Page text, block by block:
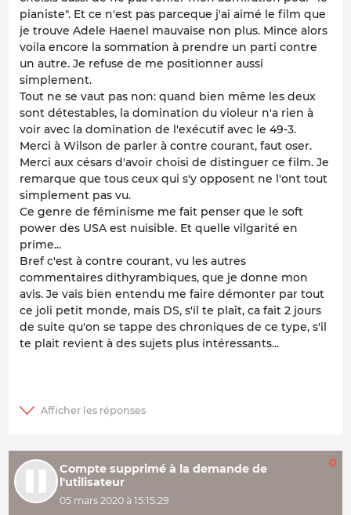
pianiste". Et ce n'est pas parceque j'ai aimé le film que
je trouve Adele Haenel mauvaise non plus. Mince alors
voila encore la sommation à prendre un parti contre
un autre. Je refuse de me positionner aussi
simplement.
Tout ne se vaut pas non: quand bien même les deux
sont détestables, la domination du violeur n'a rien à
voir avec la domination de l'exécutif avec le 49-3.
Merci à Wilson de parler à contre courant, faut oser.
Merci aux césars d'avoir choisi de distinguer ce film. Je
remarque que tous ceux qui s'y opposent ne l'ont tout
simplement pas vu.
Ce genre de féminisme me fait penser que le soft
power des USA est nuisible. Et quelle vilgarité en
prime...
Bref c'est à contre courant, vu les autres
commentaires dithyrambiques, que je donne mon
avis. Je vais bien entendu me faire démonter par tout
ce joli petit monde, mais DS, s'il te plaît, ca fait 2 jours
de suite qu'on se tappe des chroniques de ce type, s'il
te plait revient à des sujets plus intéressants...
Compte supprimé à la demande de
l'utilisateur
05 mars 2020 à 15:15:29
0